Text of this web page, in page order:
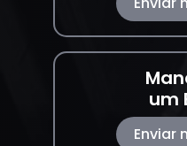
um
Enviar